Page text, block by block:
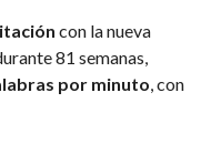
con la nueva
81 semanas,
por minuto , con